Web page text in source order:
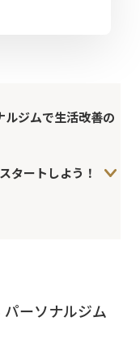
ルジムで生活改善の
タートしよう！
ーソナルジム